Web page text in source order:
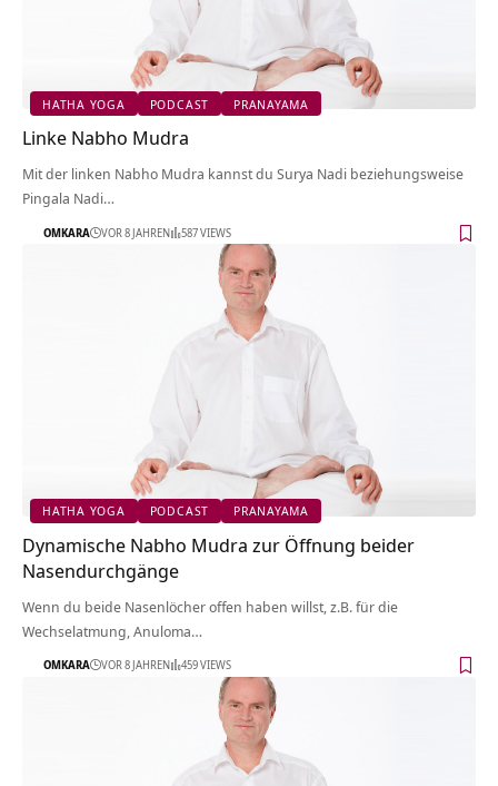
HATHA YOGA PODCAST PRANAYAMA
Linke Nabho Mudra
Mit der linken Nabho Mudra kannst du Surya Nadi beziehungsweise
Pingala Nadi…
OMKARA VOR 8 JAHREN 587 VIEWS
HATHA YOGA PODCAST PRANAYAMA
Dynamische Nabho Mudra zur Öffnung beider
Nasendurchgänge
Wenn du beide Nasenlöcher offen haben willst, z.B. für die
Wechselatmung, Anuloma…
OMKARA VOR 8 JAHREN 459 VIEWS